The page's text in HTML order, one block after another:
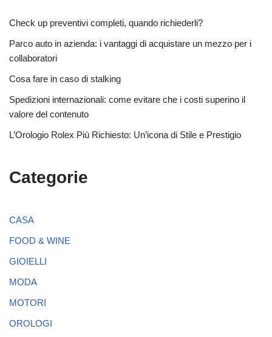
Check up preventivi completi, quando richiederli?
Parco auto in azienda: i vantaggi di acquistare un mezzo per i
collaboratori
Cosa fare in caso di stalking
Spedizioni internazionali: come evitare che i costi superino il
valore del contenuto
L’Orologio Rolex Più Richiesto: Un’icona di Stile e Prestigio
Categorie
CASA
FOOD & WINE
GIOIELLI
MODA
MOTORI
OROLOGI